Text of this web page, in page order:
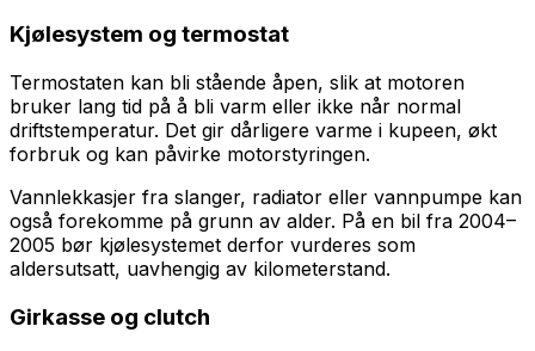
Kjølesystem og termostat
Termostaten kan bli stående åpen, slik at motoren
bruker lang tid på å bli varm eller ikke når normal
driftstemperatur. Det gir dårligere varme i kupeen, økt
forbruk og kan påvirke motorstyringen.
Vannlekkasjer fra slanger, radiator eller vannpumpe kan
også forekomme på grunn av alder. På en bil fra 2004–
2005 bør kjølesystemet derfor vurderes som
aldersutsatt, uavhengig av kilometerstand.
Girkasse og clutch